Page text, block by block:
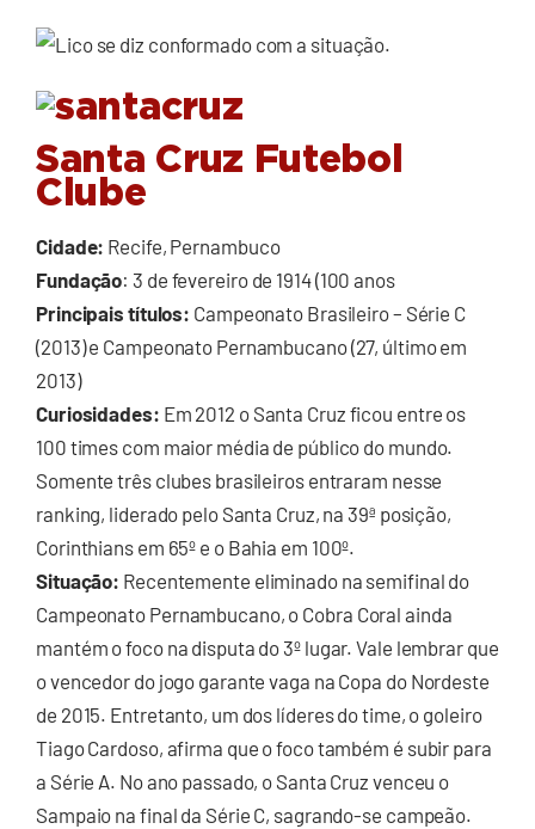
Santa Cruz Futebol
Clube
Cidade: Recife, Pernambuco
Fundação: 3 de fevereiro de 1914 (100 anos
Principais títulos: Campeonato Brasileiro – Série C
(2013) e Campeonato Pernambucano (27, último em
2013)
Curiosidades: Em 2012 o Santa Cruz ficou entre os
100 times com maior média de público do mundo.
Somente três clubes brasileiros entraram nesse
ranking, liderado pelo Santa Cruz, na 39ª posição,
Corinthians em 65º e o Bahia em 100º.
Situação: Recentemente eliminado na semifinal do
Campeonato Pernambucano, o Cobra Coral ainda
mantém o foco na disputa do 3º lugar. Vale lembrar que
o vencedor do jogo garante vaga na Copa do Nordeste
de 2015. Entretanto, um dos líderes do time, o goleiro
Tiago Cardoso, afirma que o foco também é subir para
a Série A. No ano passado, o Santa Cruz venceu o
Sampaio na final da Série C, sagrando-se campeão.